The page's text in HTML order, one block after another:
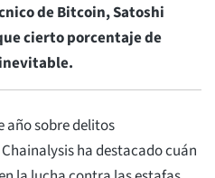
de Bitcoin, Satoshi
cierto porcentaje de
año sobre delitos
ha destacado cuán